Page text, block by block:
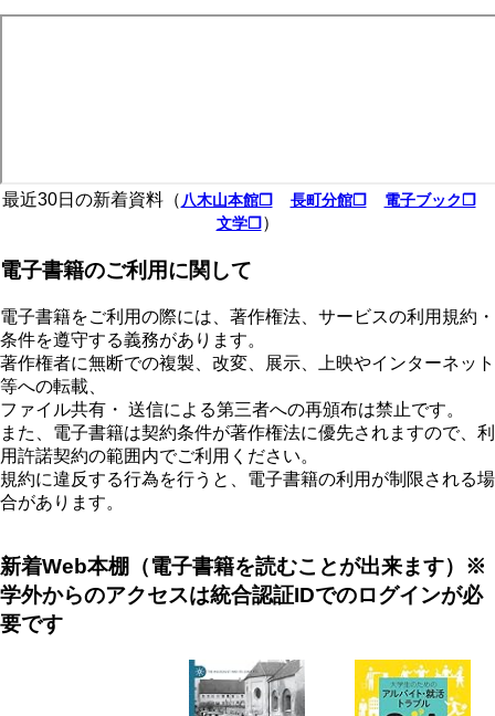
最近30日の新着資料（八木山本館❐ 長町分館❐
電子ブック❐
文学❐）
電子書籍のご利用に関して
電子書籍をご利用の際には、著作権法、サービスの利用規約・
条件を遵守する義務があります。
著作権者に無断での複製、改変、展示、上映やインターネット
等への転載、
ファイル共有・ 送信による第三者への再頒布は禁止です。
また、電子書籍は契約条件が著作権法に優先されますので、利
用許諾契約の範囲内でご利用ください。
規約に違反する行為を行うと、電子書籍の利用が制限される場
合があります。
新着Web本棚（電子書籍を読むことが出来ます）※
学外からのアクセスは統合認証IDでのログインが必
要です